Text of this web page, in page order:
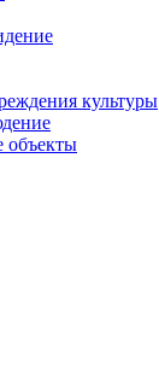
культуры
объекты